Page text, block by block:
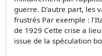
guerre. D’autre part, les
frustrés Par exemple :
de 1929 Cette crise a
issue de la spéculation